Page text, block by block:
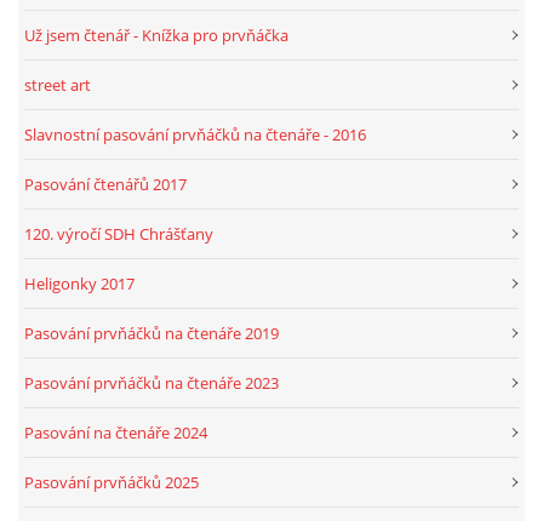
Nahoru ↑
Už jsem čtenář - Knížka pro prvňáčka
street art
Slavnostní pasování prvňáčků na čtenáře - 2016
Pasování čtenářů 2017
120. výročí SDH Chrášťany
Heligonky 2017
Pasování prvňáčků na čtenáře 2019
Pasování prvňáčků na čtenáře 2023
Pasování na čtenáře 2024
Pasování prvňáčků 2025